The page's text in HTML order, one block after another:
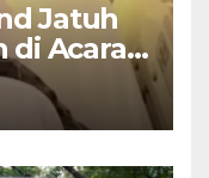
Jatuh
di Acara
2